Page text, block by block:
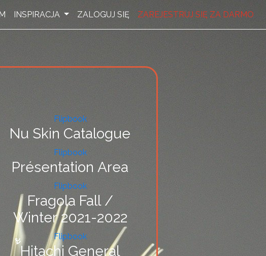
INSPIRACJA ZALOGUJ SIĘ ZAREJESTRUJ SIĘ ZA DARMO
Flipbook
Nu Skin Catalogue
Flipbook
Présentation Area
Flipbook
Fragola Fall /
Winter 2021-2022
Flipbook
้ัHitachi General